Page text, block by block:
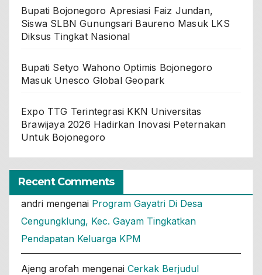
Bupati Bojonegoro Apresiasi Faiz Jundan,
Siswa SLBN Gunungsari Baureno Masuk LKS
Diksus Tingkat Nasional
Bupati Setyo Wahono Optimis Bojonegoro
Masuk Unesco Global Geopark
Expo TTG Terintegrasi KKN Universitas
Brawijaya 2026 Hadirkan Inovasi Peternakan
Untuk Bojonegoro
Recent Comments
andri mengenai Program Gayatri Di Desa
Cengungklung, Kec. Gayam Tingkatkan
Pendapatan Keluarga KPM
Ajeng arofah mengenai Cerkak Berjudul